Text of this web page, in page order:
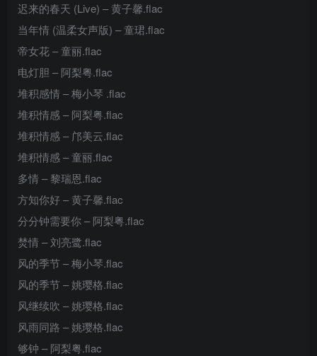
迟来的春天 (Live) – 黄子馨.flac
当年情 (温柔女声版) – 童珺.flac
帝女花 – 童丽.flac
电灯胆 – 阿梨粤.flac
堆积感情 – 梅小琴 .flac
堆积情感 – 阿梨粤.flac
堆积情感 – 邝美云.flac
堆积情感 – 童丽.flac
多情 – 黎瑞恩.flac
方知你好 – 黄子馨.flac
分分钟需要你 – 阿梨粤.flac
焚情 – 刘亮鹭.flac
风的季节 – 梅小琴.flac
风的季节 – 姚璎格.flac
风继续吹 – 姚璎格.flac
风雨同路 – 姚璎格.flac
够钟 – 阿梨粤.flac